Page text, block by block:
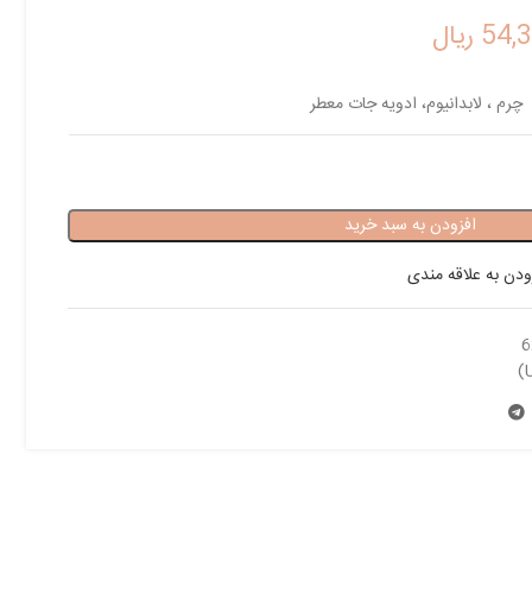
ریال
چرم ، لابدانیوم، ادویه جات معطر
افزودن به سبد خرید
به علاقه مندی